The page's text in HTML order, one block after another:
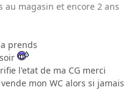
au magasin et encore 2 ans
prends
l'etat de ma CG merci
mon WC alors si jamais